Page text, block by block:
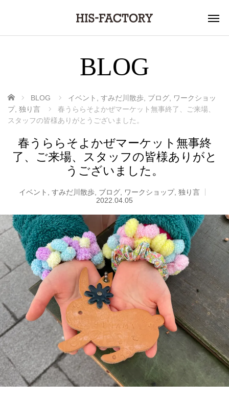
BLOG
ホーム BLOG イベント すみだ川散歩 ブログ
ワークショッ
プ, 独り言
春うららそよかぜマーケット無事終了、ご来場、
スタッフの皆様ありがとうございました。
春うららそよかぜマーケット無事終
了、ご来場、スタッフの皆様ありがと
うございました。
イベント すみだ川散歩, ブログ, ワークショップ, 独り言
2022.04.05